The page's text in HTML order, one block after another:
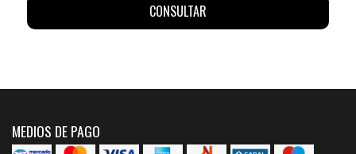
CONSULTAR
MEDIOS DE PAGO